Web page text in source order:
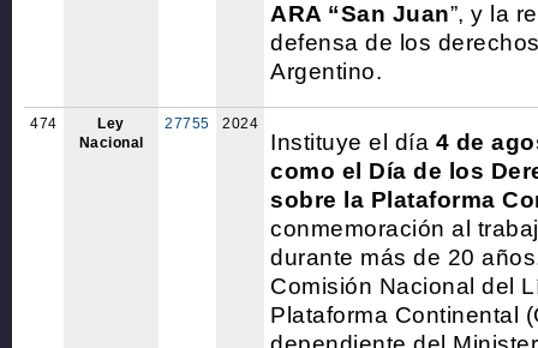
ARA “San Juan”, y la
defensa de los
Argentino.
474
Ley
Nacional
27755 2024
Instituye el día 4 de
como el Día de los
sobre la Plataforma
conmemoración al
durante más de 20
Comisión Nacional del
Plataforma Continental